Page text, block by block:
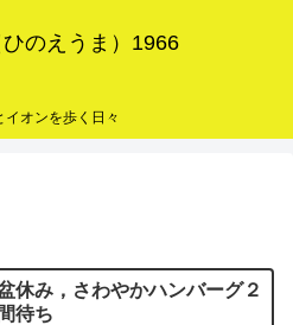
のえうま）1966
イオンを歩く日々
休み，さわやかハンバーグ２
待ち